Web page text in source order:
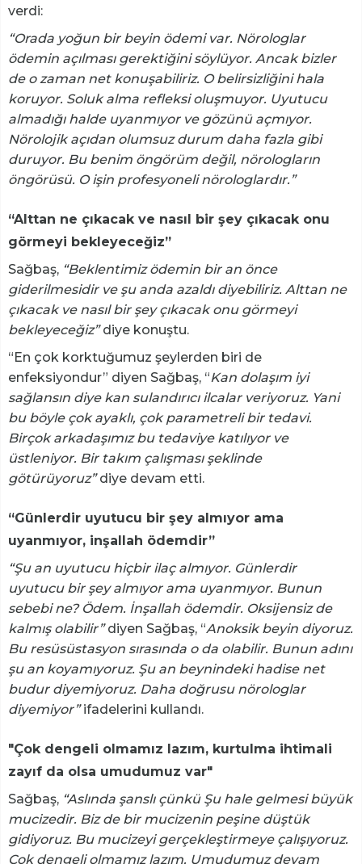
verdi:
“Orada yoğun bir beyin ödemi var. Nörologlar
ödemin açılması gerektiğini söylüyor. Ancak bizler
de o zaman net konuşabiliriz. O belirsizliğini hala
koruyor. Soluk alma refleksi oluşmuyor. Uyutucu
almadığı halde uyanmıyor ve gözünü açmıyor.
Nörolojik açıdan olumsuz durum daha fazla gibi
duruyor. Bu benim öngörüm değil, nörologların
öngörüsü. O işin profesyoneli nörologlardır.”
“Alttan ne çıkacak ve nasıl bir şey çıkacak onu
görmeyi bekleyeceğiz”
Sağbaş, “Beklentimiz ödemin bir an önce
giderilmesidir ve şu anda azaldı diyebiliriz. Alttan ne
çıkacak ve nasıl bir şey çıkacak onu görmeyi
bekleyeceğiz”diye konuştu.
“En çok korktuğumuz şeylerden biri de
enfeksiyondur” diyen Sağbaş, “Kan dolaşım iyi
sağlansın diye kan sulandırıcı ilcalar veriyoruz. Yani
bu böyle çok ayaklı, çok parametreli bir tedavi.
Birçok arkadaşımız bu tedaviye katılıyor ve
üstleniyor. Bir takım çalışması şeklinde
götürüyoruz”diye devam etti.
“Günlerdir uyutucu bir şey almıyor ama
uyanmıyor, inşallah ödemdir”
“Şu an uyutucu hiçbir ilaç almıyor. Günlerdir
uyutucu bir şey almıyor ama uyanmıyor. Bunun
sebebi ne? Ödem. İnşallah ödemdir. Oksijensiz de
kalmış olabilir”diyen Sağbaş, “Anoksik beyin diyoruz.
Bu resüsüstasyon sırasında o da olabilir. Bunun adını
şu an koyamıyoruz. Şu an beynindeki hadise net
budur diyemiyoruz. Daha doğrusu nörologlar
diyemiyor”ifadelerini kullandı.
"Çok dengeli olmamız lazım, kurtulma ihtimali
zayıf da olsa umudumuz var"
Sağbaş, “Aslında şanslı çünkü Şu hale gelmesi büyük
mucizedir. Biz de bir mucizenin peşine düştük
gidiyoruz. Bu mucizeyi gerçekleştirmeye çalışıyoruz.
Çok dengeli olmamız lazım. Umudumuz devam